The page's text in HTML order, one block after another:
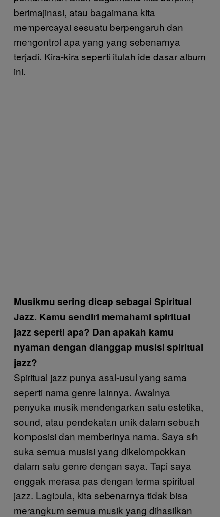
berimajinasi, atau bagaimana kita
mempercayai sesuatu berpengaruh dan
mengontrol apa yang yang sebenarnya
terjadi. Kira-kira seperti itulah ide dasar album
ini.
Musikmu sering dicap sebagai Spiritual
Jazz. Kamu sendiri memahami spiritual
jazz seperti apa? Dan apakah kamu
nyaman dengan dianggap musisi spiritual
jazz?
Spiritual jazz punya asal-usul yang sama
seperti nama genre lainnya. Awalnya
penyuka musik mendengarkan satu estetika,
sound, atau pendekatan unik dalam sebuah
komposisi dan memberinya nama. Saya sih
suka semua musisi yang dikelompokkan
dalam satu genre dengan saya. Tapi saya
enggak merasa pas dengan terma spiritual
jazz. Lagipula, kita sebenarnya tidak bisa
merangkum semua musik yang dihasilkan